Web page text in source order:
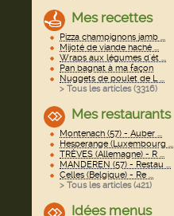
Mes recettes
Pizza champignons jamb ...
Mijoté de viande haché ...
Wraps aux légumes d'ét ...
Pan bagnat à ma façon
Nuggets de poulet de L ...
> Tous les articles (3316)
Mes restaurants
Montenach (57) - Auber ...
Hesperange (Luxembourg ...
TRÈVES (Allemagne) - R ...
MANDEREN (57) - Restau ...
Celles (Belgique) - Re ...
> Tous les articles (421)
Idées menus